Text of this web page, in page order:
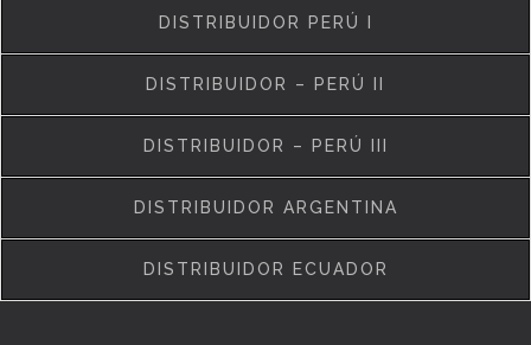
DISTRIBUIDOR PERÚ I
DISTRIBUIDOR – PERÚ II
DISTRIBUIDOR – PERÚ III
DISTRIBUIDOR ARGENTINA
DISTRIBUIDOR ECUADOR